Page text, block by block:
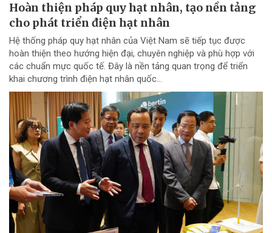
Hoàn thiện pháp quy hạt nhân, tạo nền tảng
cho phát triển điện hạt nhân
Hệ thống pháp quy hạt nhân của Việt Nam sẽ tiếp tục được
hoàn thiện theo hướng hiện đại, chuyên nghiệp và phù hợp với
các chuẩn mực quốc tế. Đây là nền tảng quan trọng để triển
khai chương trình điện hạt nhân quốc...